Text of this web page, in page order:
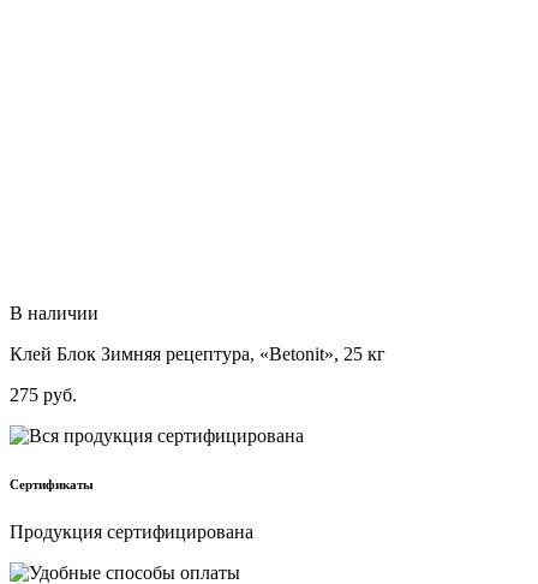
В наличии
Клей Блок Зимняя рецептура, «Betonit», 25 кг
275 руб.
Сертификаты
Продукция сертифицирована